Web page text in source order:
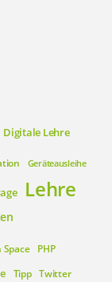
Digitale Lehre
Geräteausleihe
Lehre
Space PHP
Tipp Twitter